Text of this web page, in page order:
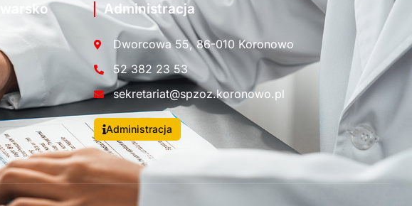
Administracja
Dworcowa 55, 86-010 Koronowo
52 382 23 53
sekretariat@spzoz.koronowo.pl
Administracja